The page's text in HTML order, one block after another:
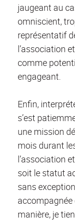
jaugeant au
omniscient,
représentatif
l’association
comme
engageant.
Enfin,
s’est
une mission
mois durant
l’association
soit le statut
sans
accompagnée
manière, je